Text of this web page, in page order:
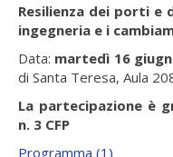
Resilienza dei porti
ingegneria e i
Data: martedì 16
di Santa Teresa, Aula
La partecipazione è
n. 3 CFP
Programma (1)